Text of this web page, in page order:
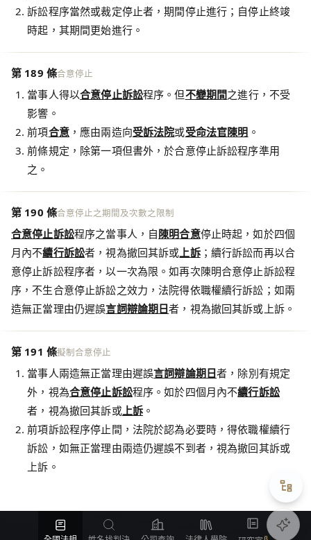
訴訟程序當然或裁定停止者，期間停止進行；自停止終竣
時起，其期間更始進行。
第 189 條合意停止
當事人得以合意停止訴訟程序。但不變期間之進行，不受
影響。
前項合意，應由兩造向受訴法院或受命法官陳明 。
前條規定，除第一項但書外，於合意停止訴訟程序準用
之。
第 190 條合意停止之期間及次數之限制
合意停止訴訟程序之當事人，自陳明合意停止時起，如於四個
月內不續行訴訟者，視為撤回其訴或上訴；續行訴訟而再以合
意停止訴訟程序者，以一次為限。如再次陳明合意停止訴訟程
序，不生合意停止訴訟之效力，法院得依職權續行訴訟；如兩
造無正當理由仍遲誤言詞辯論期日者，視為撤回其訴或上訴。
第 191 條擬制合意停止
當事人兩造無正當理由遲誤言詞辯論期日者，除別有規定
外，視為合意停止訴訟程序。如於四個月內不續行訴訟
者，視為撤回其訴或上訴 。
前項訴訟程序停止間，法院於認為必要時，得依職權續行
訴訟，如無正當理由兩造仍遲誤不到者，視為撤回其訴或
上訴。